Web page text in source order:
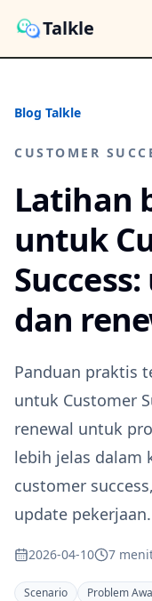
Talkle
Blog Talkle
CUSTOMER
Latihan
untuk
dan
Panduan praktis
untuk Customer
renewal untuk
lebih jelas dalam
customer
update pekerjaan.
2026-04-10 7
Scenario Problem